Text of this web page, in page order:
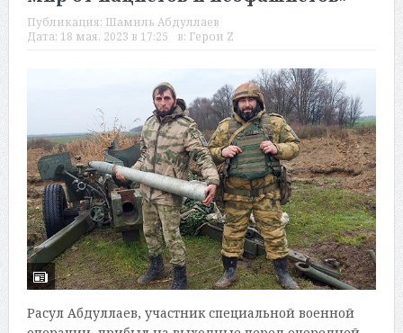
Публикация: Шамиль Абдуллаев
Дата: 18 мая, 2023 в 17:25 в: Герои Z
Расул Абдуллаев, участник специальной военной